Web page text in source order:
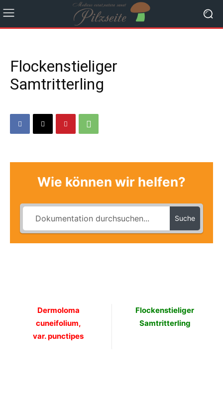
Flockenstieliger
Samtritterling
Wie können wir helfen?
Suche
Dermoloma
cuneifolium,
var. punctipes
Flockenstieliger
Samtritterling